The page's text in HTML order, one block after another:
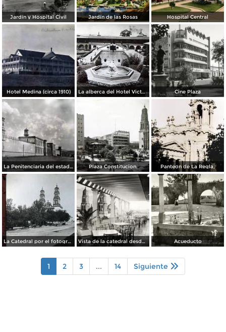
Jardín y Hospital Civil Jardín de las Rosas Hospital Central
Hotel Medina (circa 1910) La alberca del Hotel Victoria. Cine Plaza
La Penitenciaria del estado. Plaza Constitucion. Panteon de La Regla,
La Catedral por el fotografo William H. Rau.. Vista de la catedral desde el Hotel Palacio Hilton Acueducto
1 2 3 ... 14 Siguiente